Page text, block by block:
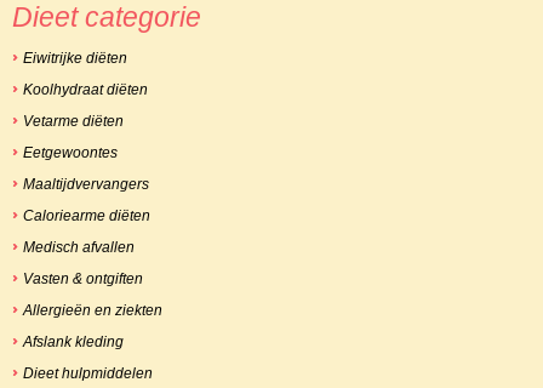
Dieet categorie
Eiwitrijke diëten
Koolhydraat diëten
Vetarme diëten
Eetgewoontes
Maaltijdvervangers
Caloriearme diëten
Medisch afvallen
Vasten & ontgiften
Allergieën en ziekten
Afslank kleding
Dieet hulpmiddelen